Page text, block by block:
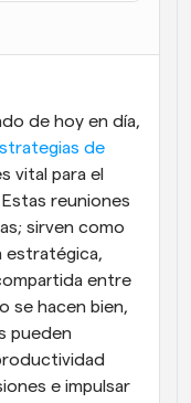
llamadas
recordatorios
y
de hoy en día,
de
vital para el
reuniones
sirven como
estratégica,
entre
se hacen bien,
pueden
e impulsar